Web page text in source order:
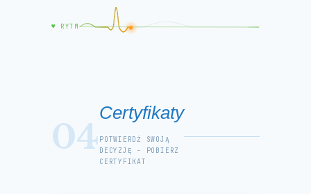
♥ RYTM
04
Certyfikaty
POTWIERDŹ SWOJĄ
DECYZJĘ - POBIERZ
CERTYFIKAT